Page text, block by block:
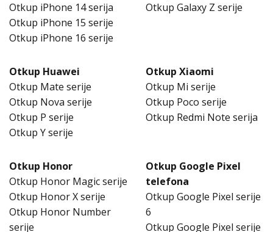
Otkup iPhone 14 serija
Otkup iPhone 15 serije
Otkup iPhone 16 serije
Otkup Galaxy Z serije
Otkup Huawei
Otkup Mate serije
Otkup Nova serije
Otkup P serije
Otkup Y serije
Otkup Xiaomi
Otkup Mi serije
Otkup Poco serije
Otkup Redmi Note serija
Otkup Honor
Otkup Honor Magic serije
Otkup Honor X serije
Otkup Honor Number
serije
Otkup Google Pixel
telefona
Otkup Google Pixel serije
6
Otkup Google Pixel serije